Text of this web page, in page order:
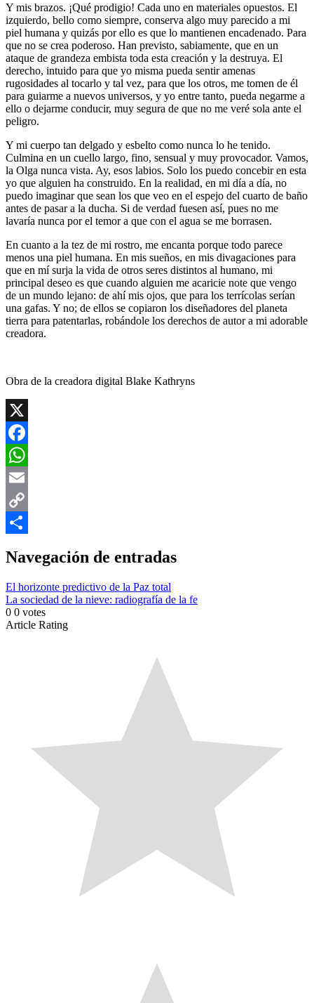
Y mis brazos. ¡Qué prodigio! Cada uno en materiales opuestos. El
izquierdo, bello como siempre, conserva algo muy parecido a mi
piel humana y quizás por ello es que lo mantienen encadenado. Para
que no se crea poderoso. Han previsto, sabiamente, que en un
ataque de grandeza embista toda esta creación y la destruya. El
derecho, intuido para que yo misma pueda sentir amenas
rugosidades al tocarlo y tal vez, para que los otros, me tomen de él
para guiarme a nuevos universos, y yo entre tanto, pueda negarme a
ello o dejarme conducir, muy segura de que no me veré sola ante el
peligro.
Y mi cuerpo tan delgado y esbelto como nunca lo he tenido.
Culmina en un cuello largo, fino, sensual y muy provocador. Vamos,
la Olga nunca vista. Ay, esos labios. Solo los puedo concebir en esta
yo que alguien ha construido. En la realidad, en mi día a día, no
puedo imaginar que sean los que veo en el espejo del cuarto de baño
antes de pasar a la ducha. Si de verdad fuesen así, pues no me
lavaría nunca por el temor a que con el agua se me borrasen.
En cuanto a la tez de mi rostro, me encanta porque todo parece
menos una piel humana. En mis sueños, en mis divagaciones para
que en mí surja la vida de otros seres distintos al humano, mi
principal deseo es que cuando alguien me acaricie note que vengo
de un mundo lejano: de ahí mis ojos, que para los terrícolas serían
una gafas. Y no; de ellos se copiaron los diseñadores del planeta
tierra para patentarlas, robándole los derechos de autor a mi adorable
creadora.
Obra de la creadora digital Blake Kathryns
X
Facebook
WhatsApp
Email
Copy
Navegación de entradas
El horizonte predictivo de la Paz total
La sociedad de la nieve: radiografía de la fe
0 0 votes
Article Rating